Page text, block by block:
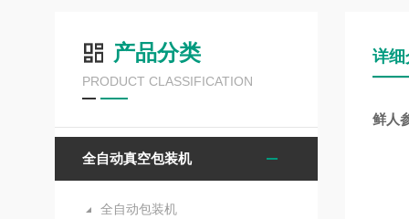
产品分类
PRODUCT CLASSIFICATION
全自动真空包装机
全自动包装机
详细
鲜人